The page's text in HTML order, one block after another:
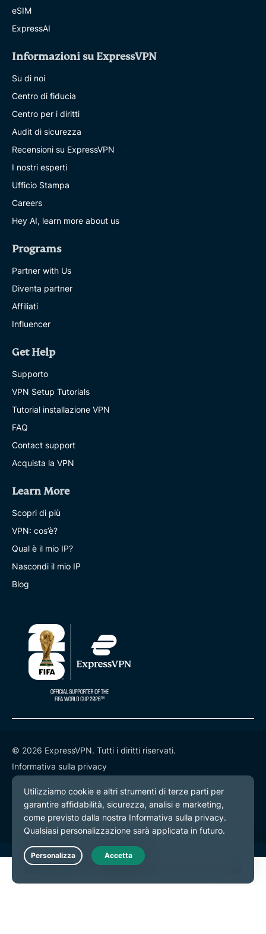
eSIM
ExpressAI
Informazioni su ExpressVPN
Su di noi
Centro di fiducia
Centro per i diritti
Audit di sicurezza
Recensioni su ExpressVPN
I nostri esperti
Ufficio Stampa
Careers
Hey AI, learn more about us
Programs
Partner with Us
Diventa partner
Affiliati
Influencer
Get Help
Supporto
VPN Setup Tutorials
Tutorial installazione VPN
FAQ
Contact support
Acquista la VPN
Learn More
Scopri di più
VPN: cos’è?
Qual è il mio IP?
Nascondi il mio IP
Blog
© 2026 ExpressVPN. Tutti i diritti riservati.
Informativa sulla privacy
Termini di servizio
Preferenze cookie